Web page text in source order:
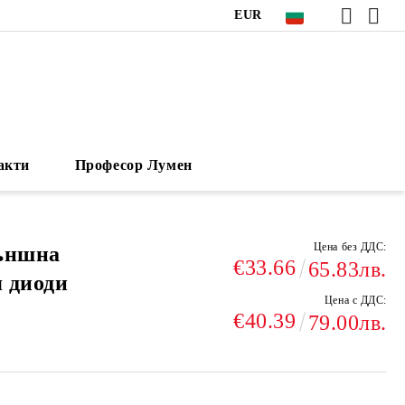
EUR
Професор Лумен
диоди
Цена без ДДС:
€33.66 65.83лв.
Цена с ДДС:
€40.39 79.00лв.